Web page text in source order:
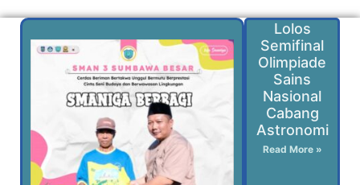
Lolos
Semifinal
Olimpiade
Sains
Nasional
Cabang
Astronomi
Read More »